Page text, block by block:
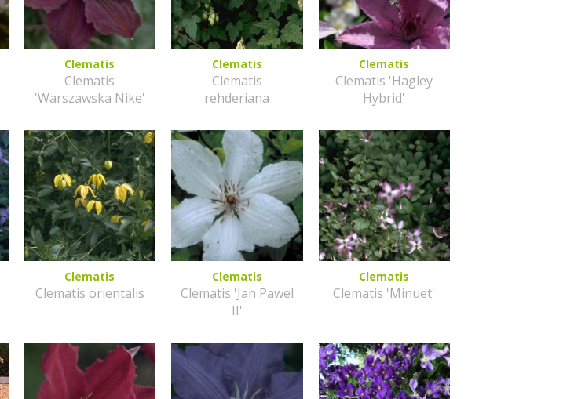
Clematis
Clematis
'Warszawska Nike'
Clematis
Clematis
rehderiana
Clematis
Clematis 'Hagley
Hybrid'
Clematis
Clematis orientalis
Clematis
Clematis 'Jan Pawel
II'
Clematis
Clematis 'Minuet'